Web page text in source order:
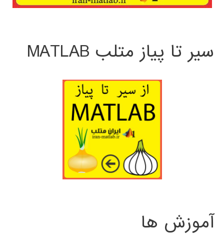
سیر تا پیاز متلب MATLAB
آموزش ها